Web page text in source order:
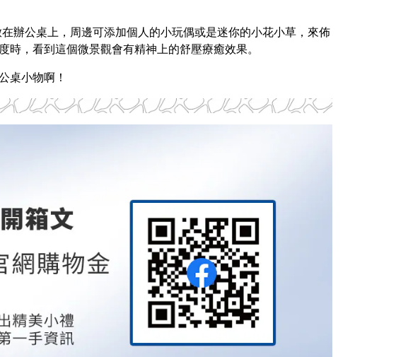
辦公桌上， 周邊可添加個人的小玩偶或是迷你的小花小草， 來佈
時， 看到這個微景觀會有精神上的舒壓療癒效果。
桌小物啊！